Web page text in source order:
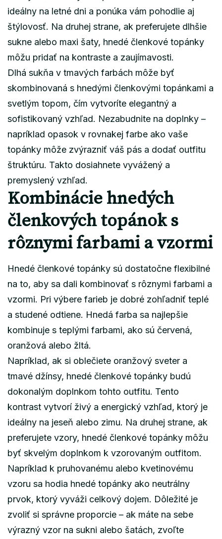
ideálny na letné dni a ponúka vám pohodlie aj
štýlovosť. Na druhej strane, ak preferujete dlhšie
sukne alebo maxi šaty, hnedé členkové topánky
môžu pridať na kontraste a zaujímavosti.
Dlhá sukňa v tmavých farbách môže byť
skombinovaná s hnedými členkovými topánkami a
svetlým topom, čím vytvoríte elegantný a
sofistikovaný vzhľad. Nezabudnite na doplnky –
napríklad opasok v rovnakej farbe ako vaše
topánky môže zvýrazniť váš pás a dodať outfitu
štruktúru. Takto dosiahnete vyvážený a
premyslený vzhľad.
Kombinácie hnedých
členkových topánok s
rôznymi farbami a vzormi
Hnedé členkové topánky sú dostatočne flexibilné
na to, aby sa dali kombinovať s rôznymi farbami a
vzormi. Pri výbere farieb je dobré zohľadniť teplé
a studené odtiene. Hnedá farba sa najlepšie
kombinuje s teplými farbami, ako sú červená,
oranžová alebo žltá.
Napríklad, ak si oblečiete oranžový sveter a
tmavé džínsy, hnedé členkové topánky budú
dokonalým doplnkom tohto outfitu. Tento
kontrast vytvorí živý a energický vzhľad, ktorý je
ideálny na jeseň alebo zimu. Na druhej strane, ak
preferujete vzory, hnedé členkové topánky môžu
byť skvelým doplnkom k vzorovaným outfitom.
Napríklad k pruhovanému alebo kvetinovému
vzoru sa hodia hnedé topánky ako neutrálny
prvok, ktorý vyváži celkový dojem. Dôležité je
zvoliť si správne proporcie – ak máte na sebe
výrazný vzor na sukni alebo šatách, zvoľte